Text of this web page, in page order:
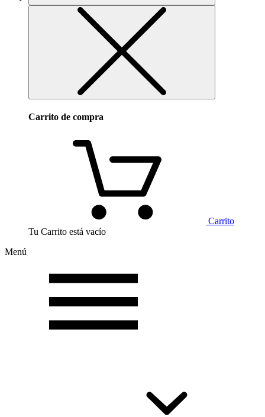
Carrito de compra
Carrito
Tu Carrito está vacío
Menú